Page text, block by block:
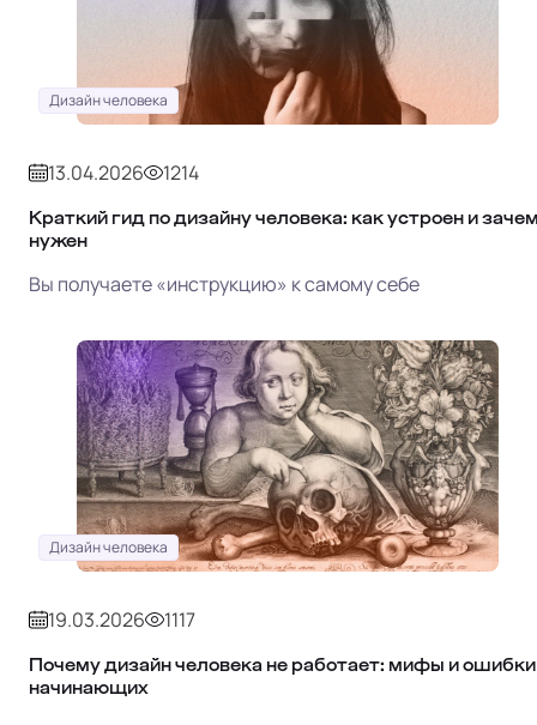
Дизайн человека
13.04.2026 1214
Краткий гид по дизайну человека: как устроен и
нужен
Вы получаете «инструкцию» к самому себе
Дизайн человека
19.03.2026 1117
Почему дизайн человека не работает: мифы и ошибки
начинающих